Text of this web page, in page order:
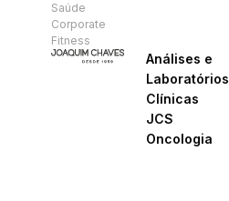
Saúde
Corporate
Fitness
Análises e
Laboratórios
Clínicas
JCS
Oncologia